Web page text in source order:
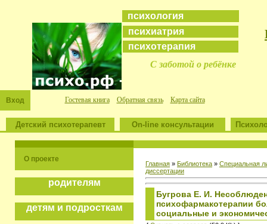
психология
психиатрия
психотерапия
С заботой о ребёнке
Вход Гостевая книга Обратная связь Карта сайта
Детский психотерапевт On-line консультации
О проекте
родителям
детям и подросткам
Главная » Библиотека » Специальная
диссертации
Бугрова Е. И.
психофармакотерапии
социальные и